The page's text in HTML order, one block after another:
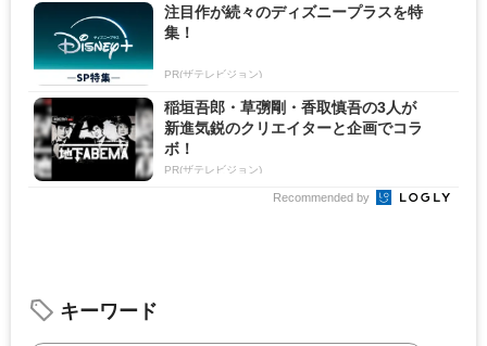
注目作が続々のディズニープラスを特
集！
PR(ザテレビジョン)
稲垣吾郎・草彅剛・香取慎吾の3人が
新進気鋭のクリエイターと企画でコラ
ボ！
PR(ザテレビジョン)
Recommended by
キーワード